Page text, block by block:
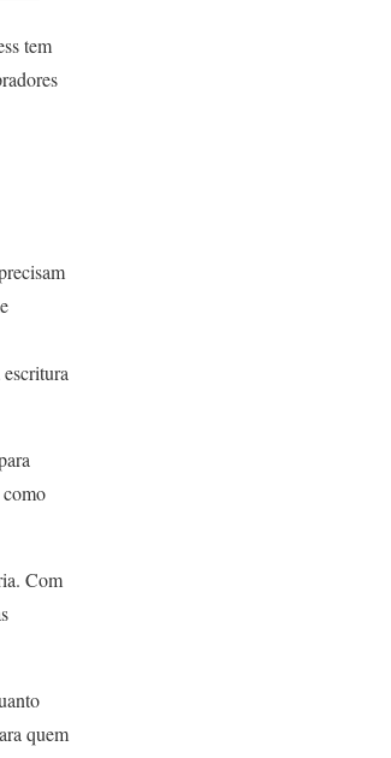
tem
como
Com
quem